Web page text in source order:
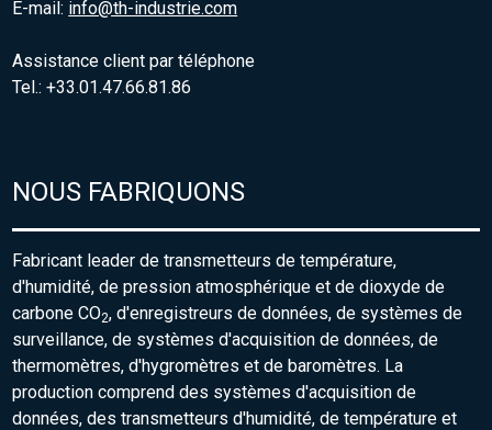
E-mail: info@th-industrie.com
Assistance client par téléphone
Tel.: +33.01.47.66.81.86
NOUS FABRIQUONS
Fabricant leader de transmetteurs de température,
d'humidité, de pression atmosphérique et de dioxyde de
carbone CO2, d'enregistreurs de données, de systèmes de
surveillance, de systèmes d'acquisition de données, de
thermomètres, d'hygromètres et de baromètres. La
production comprend des systèmes d'acquisition de
données, des transmetteurs d'humidité, de température et